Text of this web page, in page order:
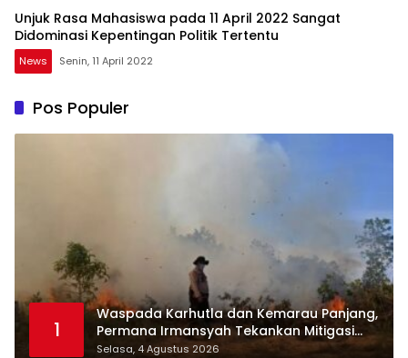
Unjuk Rasa Mahasiswa pada 11 April 2022 Sangat
Didominasi Kepentingan Politik Tertentu
News Senin, 11 April 2022
Pos Populer
1
Waspada Karhutla dan Kemarau Panjang,
Permana Irmansyah Tekankan Mitigasi
Berbasis Komunitas
Selasa, 4 Agustus 2026